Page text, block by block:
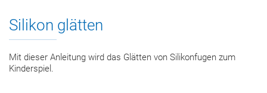
Silikon glätten
Mit dieser Anleitung wird das Glätten von Silikonfugen zum
Kinderspiel.